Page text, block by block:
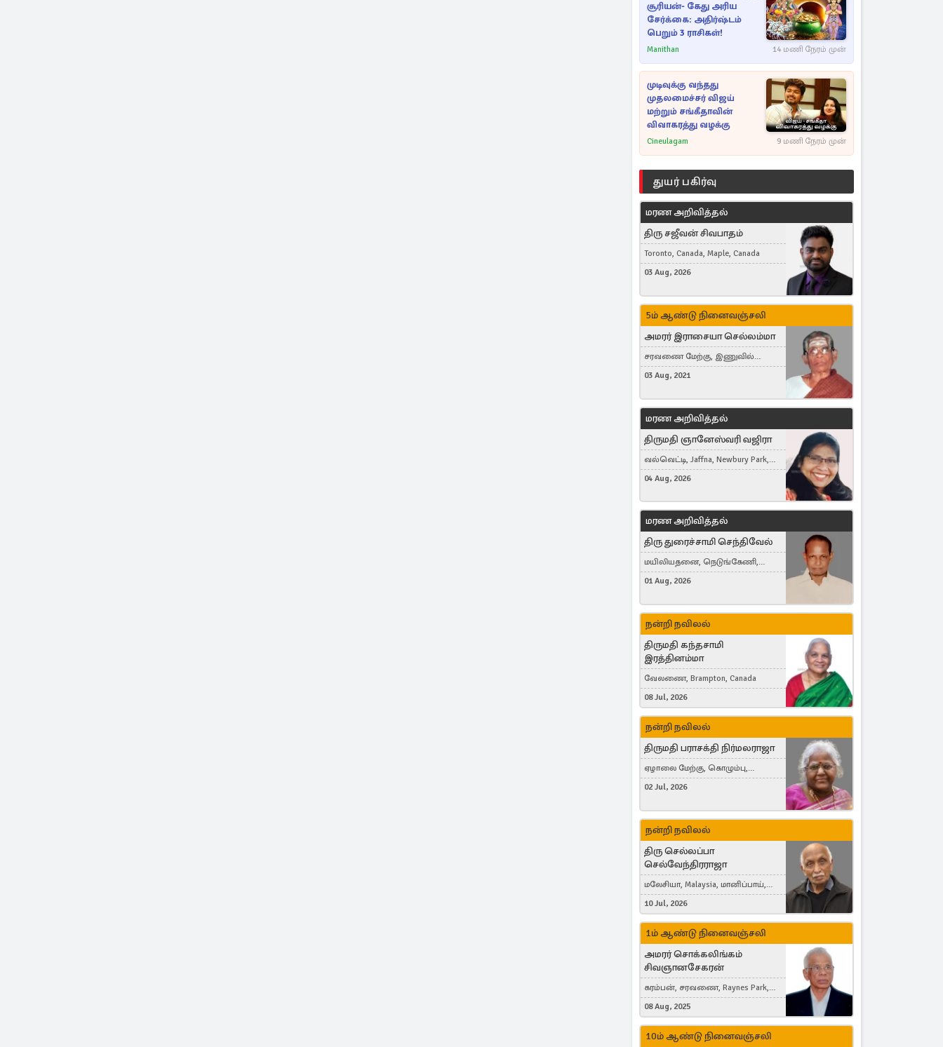
சூரியன்- கேது அரிய
சேர்க்கை: அதிர்ஷ்டம்
பெறும் 3 ராசிகள்!
Manithan 14 மணி நேரம் முன்
முடிவுக்கு வந்தது
முதலமைச்சர் விஜய்
மற்றும் சங்கீதாவின்
விவாகரத்து வழக்கு
Cineulagam 9 மணி நேரம் முன்
துயர் பகிர்வு
மரண அறிவித்தல்
திரு சஜீவன் சிவபாதம்
Toronto, Canada, Maple, Canada
03 Aug, 2026
5ம் ஆண்டு நினைவஞ்சலி
அமரர் இராசையா செல்லம்மா
சரவணை மேற்கு, இணுவில்
கிழக்கு
03 Aug, 2021
மரண அறிவித்தல்
திருமதி ஞானேஸ்வரி வஜிரா
வல்வெட்டி, Jaffna, Newbury Park,
United Kingdom
04 Aug, 2026
மரண அறிவித்தல்
திரு துரைச்சாமி செந்திவேல்
மயிலியதனை, நெடுங்கேணி,
கம்பர்மலை
01 Aug, 2026
நன்றி நவிலல்
திருமதி கந்தசாமி
இரத்தினம்மா
வேலணை, Brampton, Canada
08 Jul, 2026
நன்றி நவிலல்
திருமதி பராசக்தி நிர்மலராஜா
ஏழாலை மேற்கு, கொழும்பு,
தங்காலை, London, United Kingdom
02 Jul, 2026
நன்றி நவிலல்
திரு செல்லப்பா
செல்வேந்திரராஜா
மலேசியா, Malaysia, மானிப்பாய்,
Duisburg, Germany, London, United
Kingdom
10 Jul, 2026
1ம் ஆண்டு நினைவஞ்சலி
அமரர் சொக்கலிங்கம்
சிவஞானசேகரன்
கரம்பன், சரவணை, Raynes Park,
London, United Kingdom
08 Aug, 2025
10ம் ஆண்டு நினைவஞ்சலி